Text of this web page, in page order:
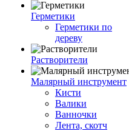
Герметики
Герметики по
дереву
Растворители
Малярный инструмент
Кисти
Валики
Ванночки
Лента, скотч